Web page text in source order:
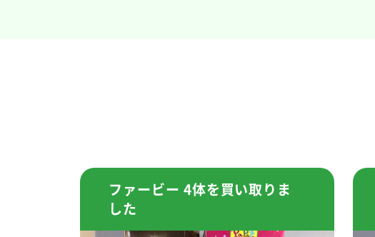
ファービー 4体を買い取りま
した